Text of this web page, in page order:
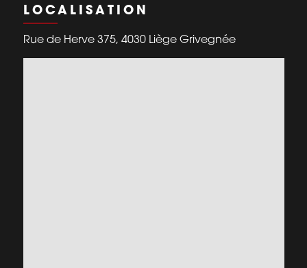
LOCALISATION
Rue de Herve 375, 4030 Liège Grivegnée